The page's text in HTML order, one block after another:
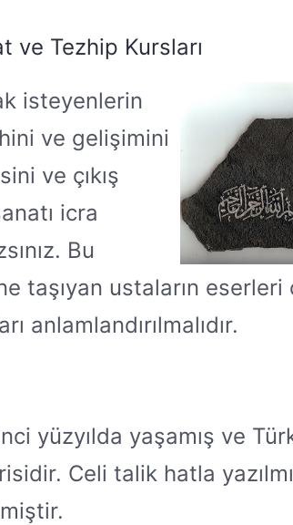
ve Tezhip Kursları
isteyenlerin
ve gelişimini
ve çıkış
icra
Bu
taşıyan ustaların eserleri
anlamlandırılmalıdır.
yüzyılda yaşamış ve
Celi talik hatla